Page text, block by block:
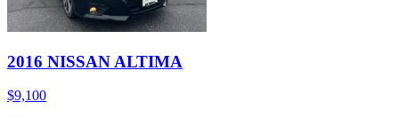
2016 NISSAN ALTIMA
$9,100